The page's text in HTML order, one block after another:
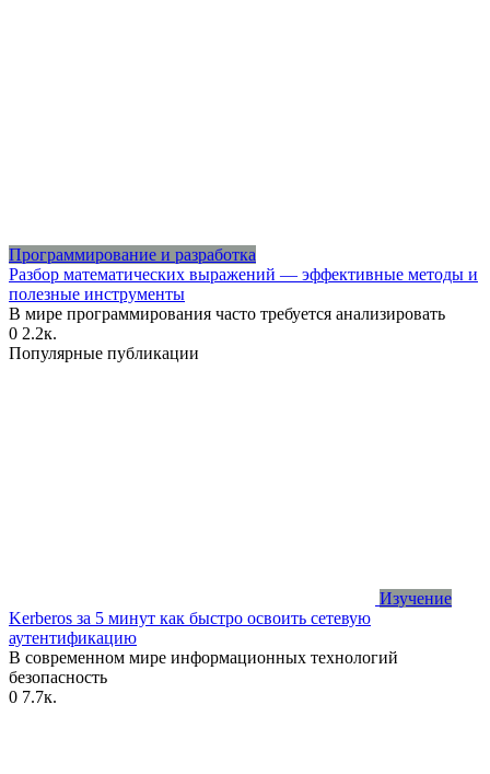
Программирование и разработка
Разбор математических выражений — эффективные методы и
полезные инструменты
В мире программирования часто требуется анализировать
0 2.2к.
Популярные публикации
Изучение
Kerberos за 5 минут как быстро освоить сетевую
аутентификацию
В современном мире информационных технологий
безопасность
0 7.7к.